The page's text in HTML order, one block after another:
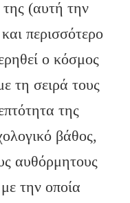
της (αυτή την
περισσότερο
ο κόσμος
τη σειρά τους
της
βάθος,
αυθόρμητους
την οποία